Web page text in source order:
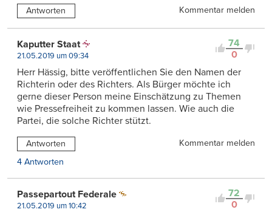
Antworten Kommentar melden
74
0
Kaputter Staat
21.05.2019 um 09:34
Herr Hässig, bitte veröffentlichen Sie den Namen der
Richterin oder des Richters. Als Bürger möchte ich
gerne dieser Person meine Einschätzung zu Themen
wie Pressefreiheit zu kommen lassen. Wie auch die
Partei, die solche Richter stützt.
Antworten
Kommentar melden
4 Antworten
72
0
Passepartout Federale
21.05.2019 um 10:42